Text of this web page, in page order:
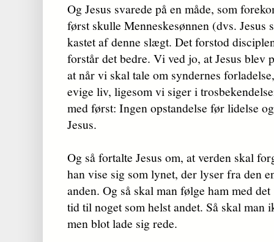
Og Jesus svarede på en måde, som
først skulle Menneskesønnen (dvs.
kastet af denne slægt. Det forstod
forstår det bedre. Vi ved jo, at Jesus blev
at når vi skal tale om syndernes
evige liv, ligesom vi siger i
med først: Ingen opstandelse før lidelse
Jesus.
Og så fortalte Jesus om, at verden skal
han vise sig som lynet, der lyser fra den
anden. Og så skal man følge ham med
tid til noget som helst andet. Så skal man
men blot lade sig rede.